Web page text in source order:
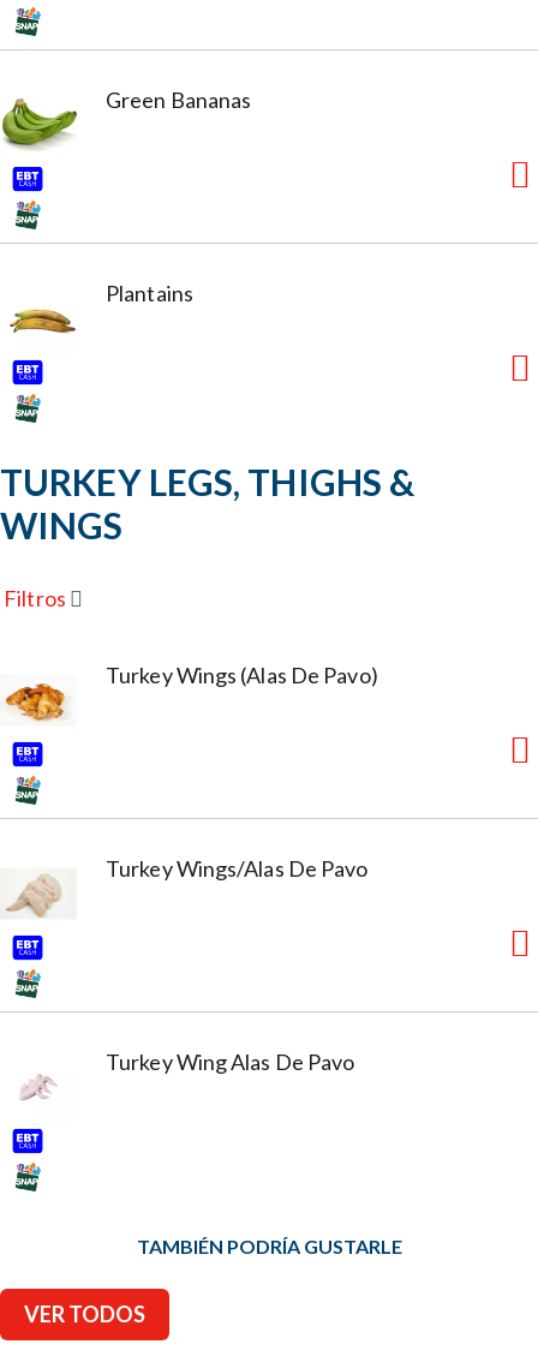
Green Bananas
Plantains
TURKEY LEGS, THIGHS &
WINGS
Filtros
Turkey Wings (Alas De Pavo)
Turkey Wings/Alas De Pavo
Turkey Wing Alas De Pavo
TAMBIÉN PODRÍA GUSTARLE
VER TODOS